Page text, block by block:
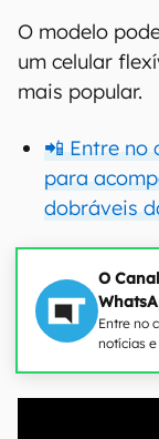
O modelo
um celular
mais popular.
📲 Entre no
para
dobráveis
O
Entre no
notícias